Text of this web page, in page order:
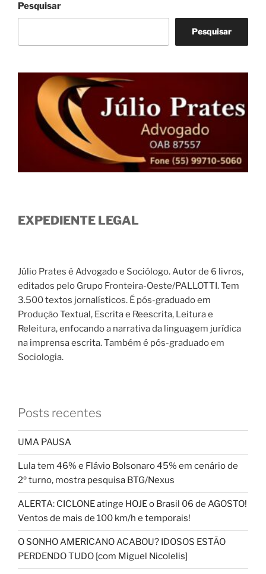
Pesquisar
Pesquisar
EXPEDIENTE LEGAL
Júlio Prates é Advogado e Sociólogo. Autor de 6 livros,
editados pelo Grupo Fronteira-Oeste/PALLOTTI. Tem
3.500 textos jornalísticos. É pós-graduado em
Produção Textual, Escrita e Reescrita, Leitura e
Releitura, enfocando a narrativa da linguagem jurídica
na imprensa escrita. Também é pós-graduado em
Sociologia.
Posts recentes
UMA PAUSA
Lula tem 46% e Flávio Bolsonaro 45% em cenário de
2º turno, mostra pesquisa BTG/Nexus
ALERTA: CICLONE atinge HOJE o Brasil 06 de AGOSTO!
Ventos de mais de 100 km/h e temporais!
O SONHO AMERICANO ACABOU? IDOSOS ESTÃO
PERDENDO TUDO [com Miguel Nicolelis]